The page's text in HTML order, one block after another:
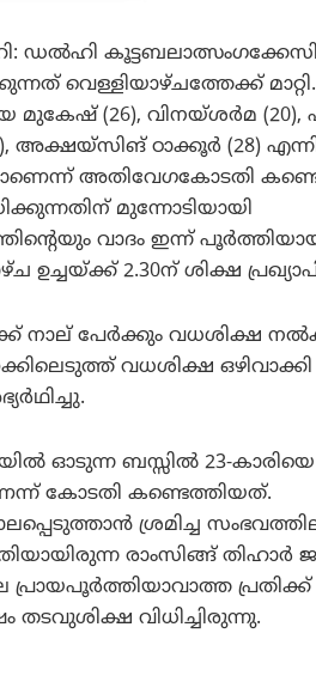
ഡല്‍ഹി
വെള്ളിയാഴ്ചത്തേക്ക് മാറ്റി.
മുകേഷ് (26), വിനയ്ശര്‍മ
അക്ഷയ്‌സിങ് ഠാക്കൂര്‍ (28)
അതിവേഗകോടതി
മുന്നോടിയായി
വാദം ഇന്ന്
ഉച്ചയ്ക്ക് 2.30ന് ശിക്ഷ
നാല് പേര്‍ക്കും വധശിക്ഷ
വധശിക്ഷ
ഓടുന്ന ബസ്സില്‍ 23-കാരിയെ
കോടതി കണ്ടെത്തിയത്.
ശ്രമിച്ച
രാംസിങ്ങ് തിഹാര്‍
പ്രായപൂര്‍ത്തിയാവാത്ത പ്രതിക്ക്
വിധിച്ചിരുന്നു.